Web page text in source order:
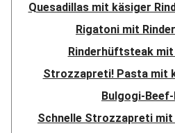
Quesadillas mit käsiger
Rigatoni mit
Rinderhüftsteak
Strozzapreti! Pasta mit
Bulgogi-
Schnelle Strozzapreti